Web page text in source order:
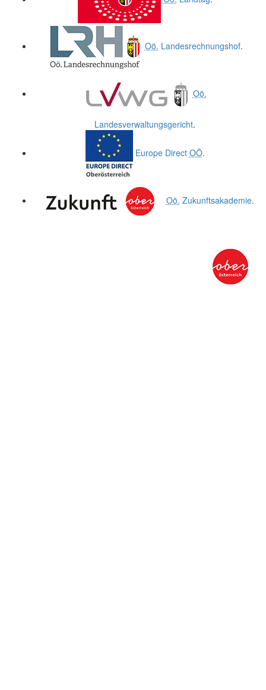
Oö. Landesrechnungshof.
Oö.
Landesverwaltungsgericht.
Europe Direct OÖ.
Oö. Zukunftsakademie.